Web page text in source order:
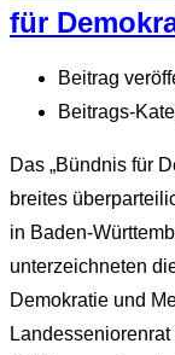
für
Beitrag
Beitrags-
Das „Bündnis für
breites
in Baden-
unterzeichneten
Demokratie und